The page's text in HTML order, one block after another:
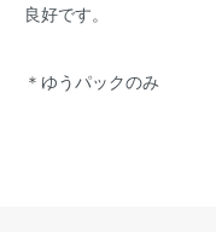
良好です。
＊ゆうパックのみ